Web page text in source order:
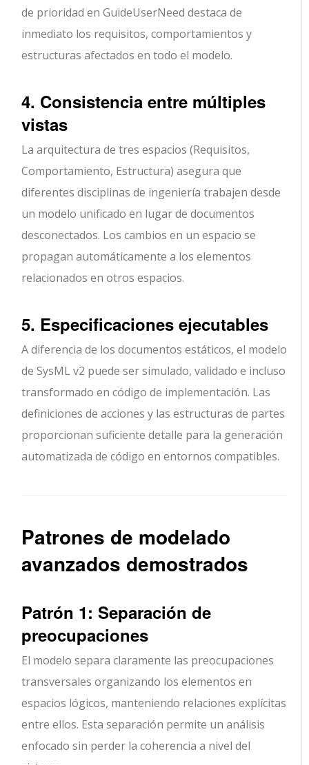
de prioridad en GuideUserNeed destaca de
inmediato los requisitos, comportamientos y
estructuras afectados en todo el modelo.
4. Consistencia entre múltiples
vistas
La arquitectura de tres espacios (Requisitos,
Comportamiento, Estructura) asegura que
diferentes disciplinas de ingeniería trabajen desde
un modelo unificado en lugar de documentos
desconectados. Los cambios en un espacio se
propagan automáticamente a los elementos
relacionados en otros espacios.
5. Especificaciones ejecutables
A diferencia de los documentos estáticos, el modelo
de SysML v2 puede ser simulado, validado e incluso
transformado en código de implementación. Las
definiciones de acciones y las estructuras de partes
proporcionan suficiente detalle para la generación
automatizada de código en entornos compatibles.
Patrones de modelado
avanzados demostrados
Patrón 1: Separación de
preocupaciones
El modelo separa claramente las preocupaciones
transversales organizando los elementos en
espacios lógicos, manteniendo relaciones explícitas
entre ellos. Esta separación permite un análisis
enfocado sin perder la coherencia a nivel del